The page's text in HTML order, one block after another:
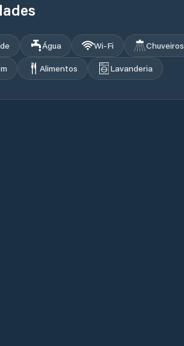
Água Wi‑Fi Chuveiros
Alimentos Lavanderia